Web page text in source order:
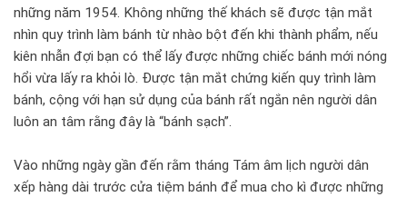
những năm 1954. Không những thế khách sẽ được tận mắt
nhìn quy trình làm bánh từ nhào bột đến khi thành phẩm, nếu
kiên nhẫn đợi bạn có thể lấy được những chiếc bánh mới nóng
hổi vừa lấy ra khỏi lò. Được tận mắt chứng kiến quy trình làm
bánh, cộng với hạn sử dụng của bánh rất ngắn nên người dân
luôn an tâm rằng đây là “bánh sạch”.
Vào những ngày gần đến rằm tháng Tám âm lịch người dân
xếp hàng dài trước cửa tiệm bánh để mua cho kì được những